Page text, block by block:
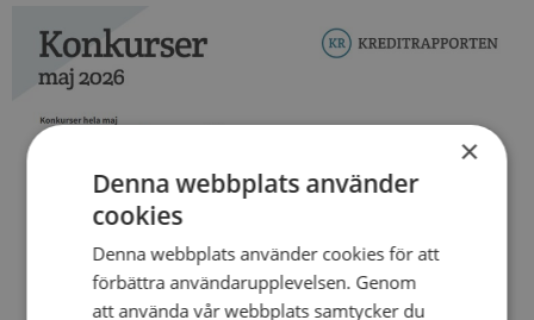
×
Denna webbplats använder
cookies
Denna webbplats använder cookies för att
förbättra användarupplevelsen. Genom
att använda vår webbplats samtycker du